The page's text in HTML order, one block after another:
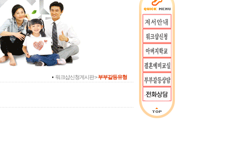
워크샵신청게시판 >부부갈등유형